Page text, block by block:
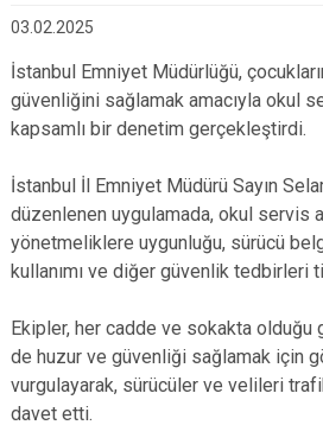
03.02.2025
İstanbul Emniyet Müdürlüğü,
güvenliğini sağlamak amacıyla okul
kapsamlı bir denetim gerçekleştirdi.
İstanbul İl Emniyet Müdürü Sayın
düzenlenen uygulamada, okul servis
yönetmeliklere uygunluğu, sürücü
kullanımı ve diğer güvenlik tedbirleri
Ekipler, her cadde ve sokakta olduğu
de huzur ve güvenliği sağlamak için
vurgulayarak, sürücüler ve velileri
davet etti.